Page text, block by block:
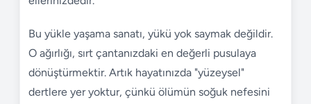
Bu yükle yaşama sanatı, yükü yok saymak değildir.
O ağırlığı, sırt çantanızdaki en değerli pusulaya
dönüştürmektir. Artık hayatınızda "yüzeysel"
dertlere yer yoktur, çünkü ölümün soğuk nefesini